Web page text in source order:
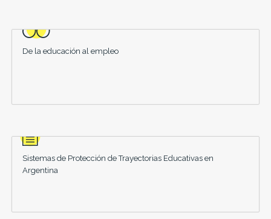
De la educación al empleo
Sistemas de Protección de Trayectorias Educativas en
Argentina